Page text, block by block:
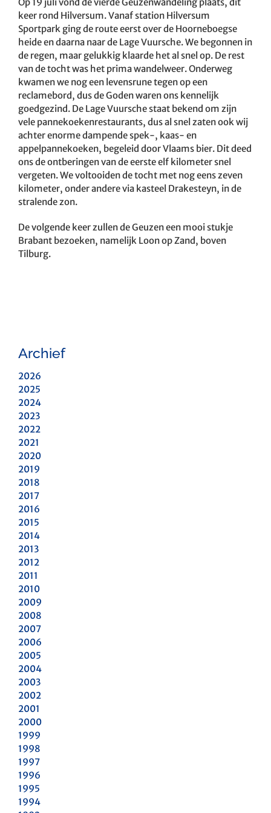
keer rond Hilversum. Vanaf station Hilversum
Sportpark ging de route eerst over de Hoorneboegse
heide en daarna naar de Lage Vuursche. We begonnen in
de regen, maar gelukkig klaarde het al snel op. De rest
van de tocht was het prima wandelweer. Onderweg
kwamen we nog een levensrune tegen op een
reclamebord, dus de Goden waren ons kennelijk
goedgezind. De Lage Vuursche staat bekend om zijn
vele pannekoekenrestaurants, dus al snel zaten ook wij
achter enorme dampende spek-, kaas- en
appelpannekoeken, begeleid door Vlaams bier. Dit deed
ons de ontberingen van de eerste elf kilometer snel
vergeten. We voltooiden de tocht met nog eens zeven
kilometer, onder andere via kasteel Drakesteyn, in de
stralende zon.
De volgende keer zullen de Geuzen een mooi stukje
Brabant bezoeken, namelijk Loon op Zand, boven
Tilburg.
Archief
2026
2025
2024
2023
2022
2021
2020
2019
2018
2017
2016
2015
2014
2013
2012
2011
2010
2009
2008
2007
2006
2005
2004
2003
2002
2001
2000
1999
1998
1997
1996
1995
1994